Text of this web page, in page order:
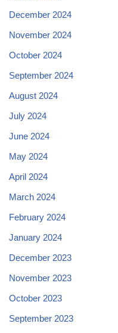
December 2024
November 2024
October 2024
September 2024
August 2024
July 2024
June 2024
May 2024
April 2024
March 2024
February 2024
January 2024
December 2023
November 2023
October 2023
September 2023